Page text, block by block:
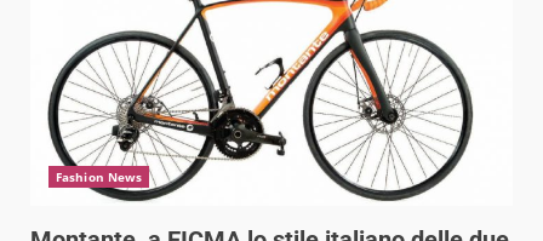
Fashion News